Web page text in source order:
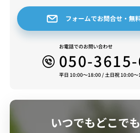
フォームでお問合せ・無
お電話でのお問い合わせ
050-
平日 10:00～18:00 / 土日祝 10:00
いつでもどこでも